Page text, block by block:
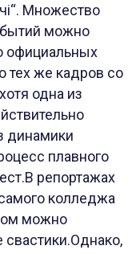
Множество
можно
официальных
тех же кадров со
одна из
динамики
плавного
репортажах
колледжа
можно
свастики.Однако,